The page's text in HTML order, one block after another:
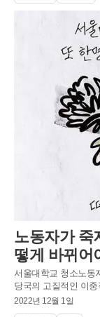
노동자가 죽
떻게 바뀌어
서울대학교 청소노동
당국의 고질적인 이
2022년 12월 1일